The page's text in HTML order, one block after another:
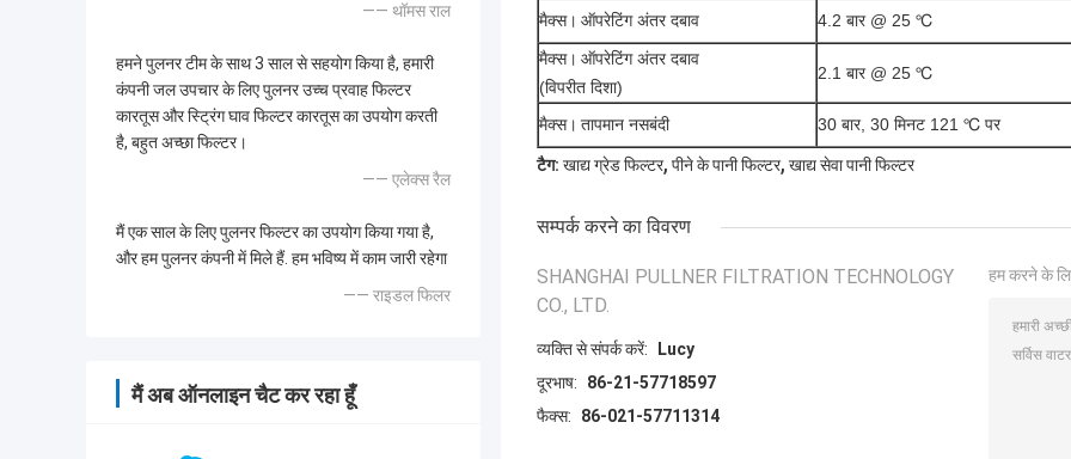
—— थॉमस राल
हमने पुलनर टीम के साथ 3 साल से सहयोग किया है, हमारी
कंपनी जल उपचार के लिए पुलनर उच्च प्रवाह फिल्टर
कारतूस और स्ट्रिंग घाव फिल्टर कारतूस का उपयोग करती
है, बहुत अच्छा फिल्टर।
—— एलेक्स रैल
मैं एक साल के लिए पुलनर फिल्टर का उपयोग किया गया है,
और हम पुलनर कंपनी में मिले हैं. हम भविष्य में काम जारी रहेगा
—— राइडल फिलर
मैं अब ऑनलाइन चैट कर रहा हूँ
मैक्स। ऑपरेटिंग अंतर दबाव
4.2 बार @ 25 ℃
मैक्स। ऑपरेटिंग अंतर दबाव
(विपरीत दिशा)
2.1 बार @ 25 ℃
मैक्स। तापमान नसबंदी 30 बार, 30 मिनट 121 ℃ पर
टैग: खाद्य ग्रेड फिल्टर, पीने के पानी फिल्टर, खाद्य सेवा पानी फिल्टर
सम्पर्क करने का विवरण
SHANGHAI PULLNER FILTRATION TECHNOLOGY
CO., LTD.
व्यक्ति से संपर्क करें:
Lucy
दूरभाष:
86-21-57718597
फैक्स:
86-021-57711314
हम करने के